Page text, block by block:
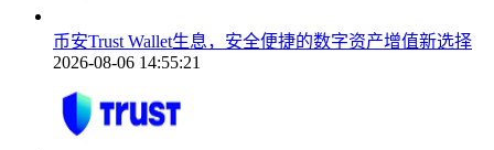
币安Trust Wallet生息，安全便捷的数字资产增值新选择
2026-08-06 14:55:21